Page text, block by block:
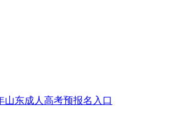
山东成人高考预报名入口